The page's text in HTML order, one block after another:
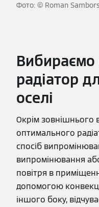
Фото: © Roman
радіатор
оселі
Окрім зовнішнього
оптимального
спосіб
випромінювання
повітря в
допомогою
іншого боку,